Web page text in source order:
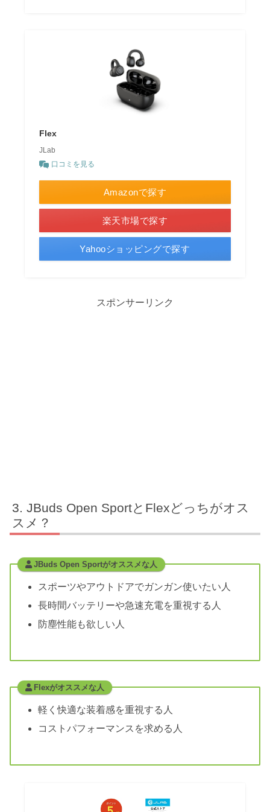
Flex
JLab
口コミを見る
Amazonで探す
楽天市場で探す
Yahooショッピングで探す
スポンサーリンク
JBuds Open SportとFlexどっちがオス
スメ？
JBuds Open Sportがオススメな人
スポーツやアウトドアでガンガン使いたい人
長時間バッテリーや急速充電を重視する人
防塵性能も欲しい人
Flexがオススメな人
軽く快適な装着感を重視する人
コストパフォーマンスを求める人